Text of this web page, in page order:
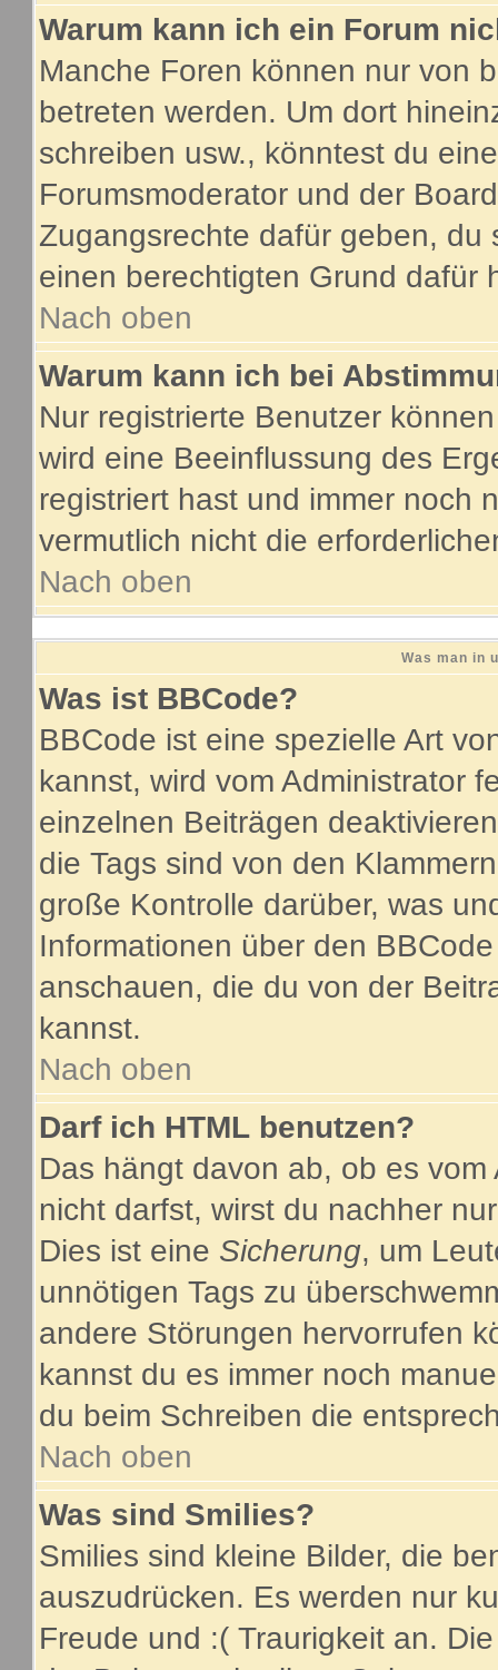
Warum kann ich ein Forum
Manche Foren können nur von
betreten werden. Um dort
schreiben usw., könntest du
Forumsmoderator und der
Zugangsrechte dafür geben,
einen berechtigten Grund dafür
Nach oben
Warum kann ich bei
Nur registrierte Benutzer
wird eine Beeinflussung des
registriert hast und immer noch
vermutlich nicht die
Nach oben
Was man in
Was ist BBCode?
BBCode ist eine spezielle Art
kannst, wird vom Administrator
einzelnen Beiträgen
die Tags sind von den
große Kontrolle darüber, was
Informationen über den
anschauen, die du von der
kannst.
Nach oben
Darf ich HTML benutzen?
Das hängt davon ab, ob es
nicht darfst, wirst du nachher
Dies ist eine Sicherung, um
unnötigen Tags zu
andere Störungen hervorrufen
kannst du es immer noch
du beim Schreiben die
Nach oben
Was sind Smilies?
Smilies sind kleine Bilder, die
auszudrücken. Es werden nur
Freude und :( Traurigkeit an.